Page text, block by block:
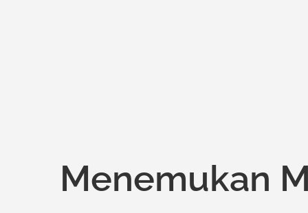
Menemukan